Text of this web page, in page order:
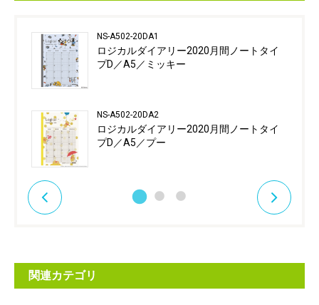
NS-A502-20DA1
ロジカルダイアリー2020月間ノートタイ
プD／A5／ミッキー
NS-A502-20DA2
ロジカルダイアリー2020月間ノートタイ
プD／A5／プー
関連カテゴリ